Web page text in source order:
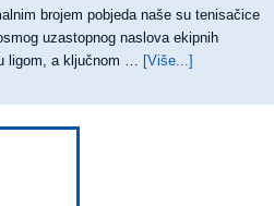
brojem pobjeda naše su tenisačice
uzastopnog naslova ekipnih
ligom, a ključnom … [Više...]
UZASTOPNI